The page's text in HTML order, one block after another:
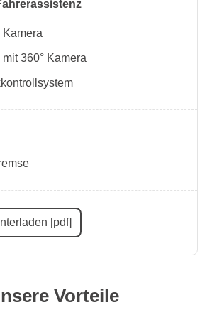
360° Kamera
[pdf]
Vorteile